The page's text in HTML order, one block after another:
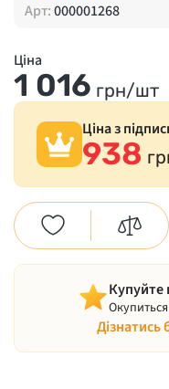
Арт:000001268
Ціна
1 016 грн/шт
Ціна з
938
Купуйте
Дізнатись